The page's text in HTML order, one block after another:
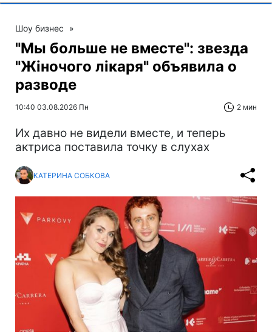
Шоу бизнес »
"Мы больше не вместе": звезда
"Жіночого лікаря" объявила о
разводе
10:40 03.08.2026 Пн 2 мин
Их давно не видели вместе, и теперь
актриса поставила точку в слухах
КАТЕРИНА СОБКОВА